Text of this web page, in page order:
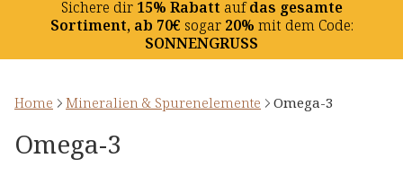
Sichere dir15% Rabatt aufdas gesamte
Sortiment, ab 70€ sogar20% mit dem Code:
SONNENGRUSS
Home Mineralien & Spurenelemente Omega-3
Omega-3